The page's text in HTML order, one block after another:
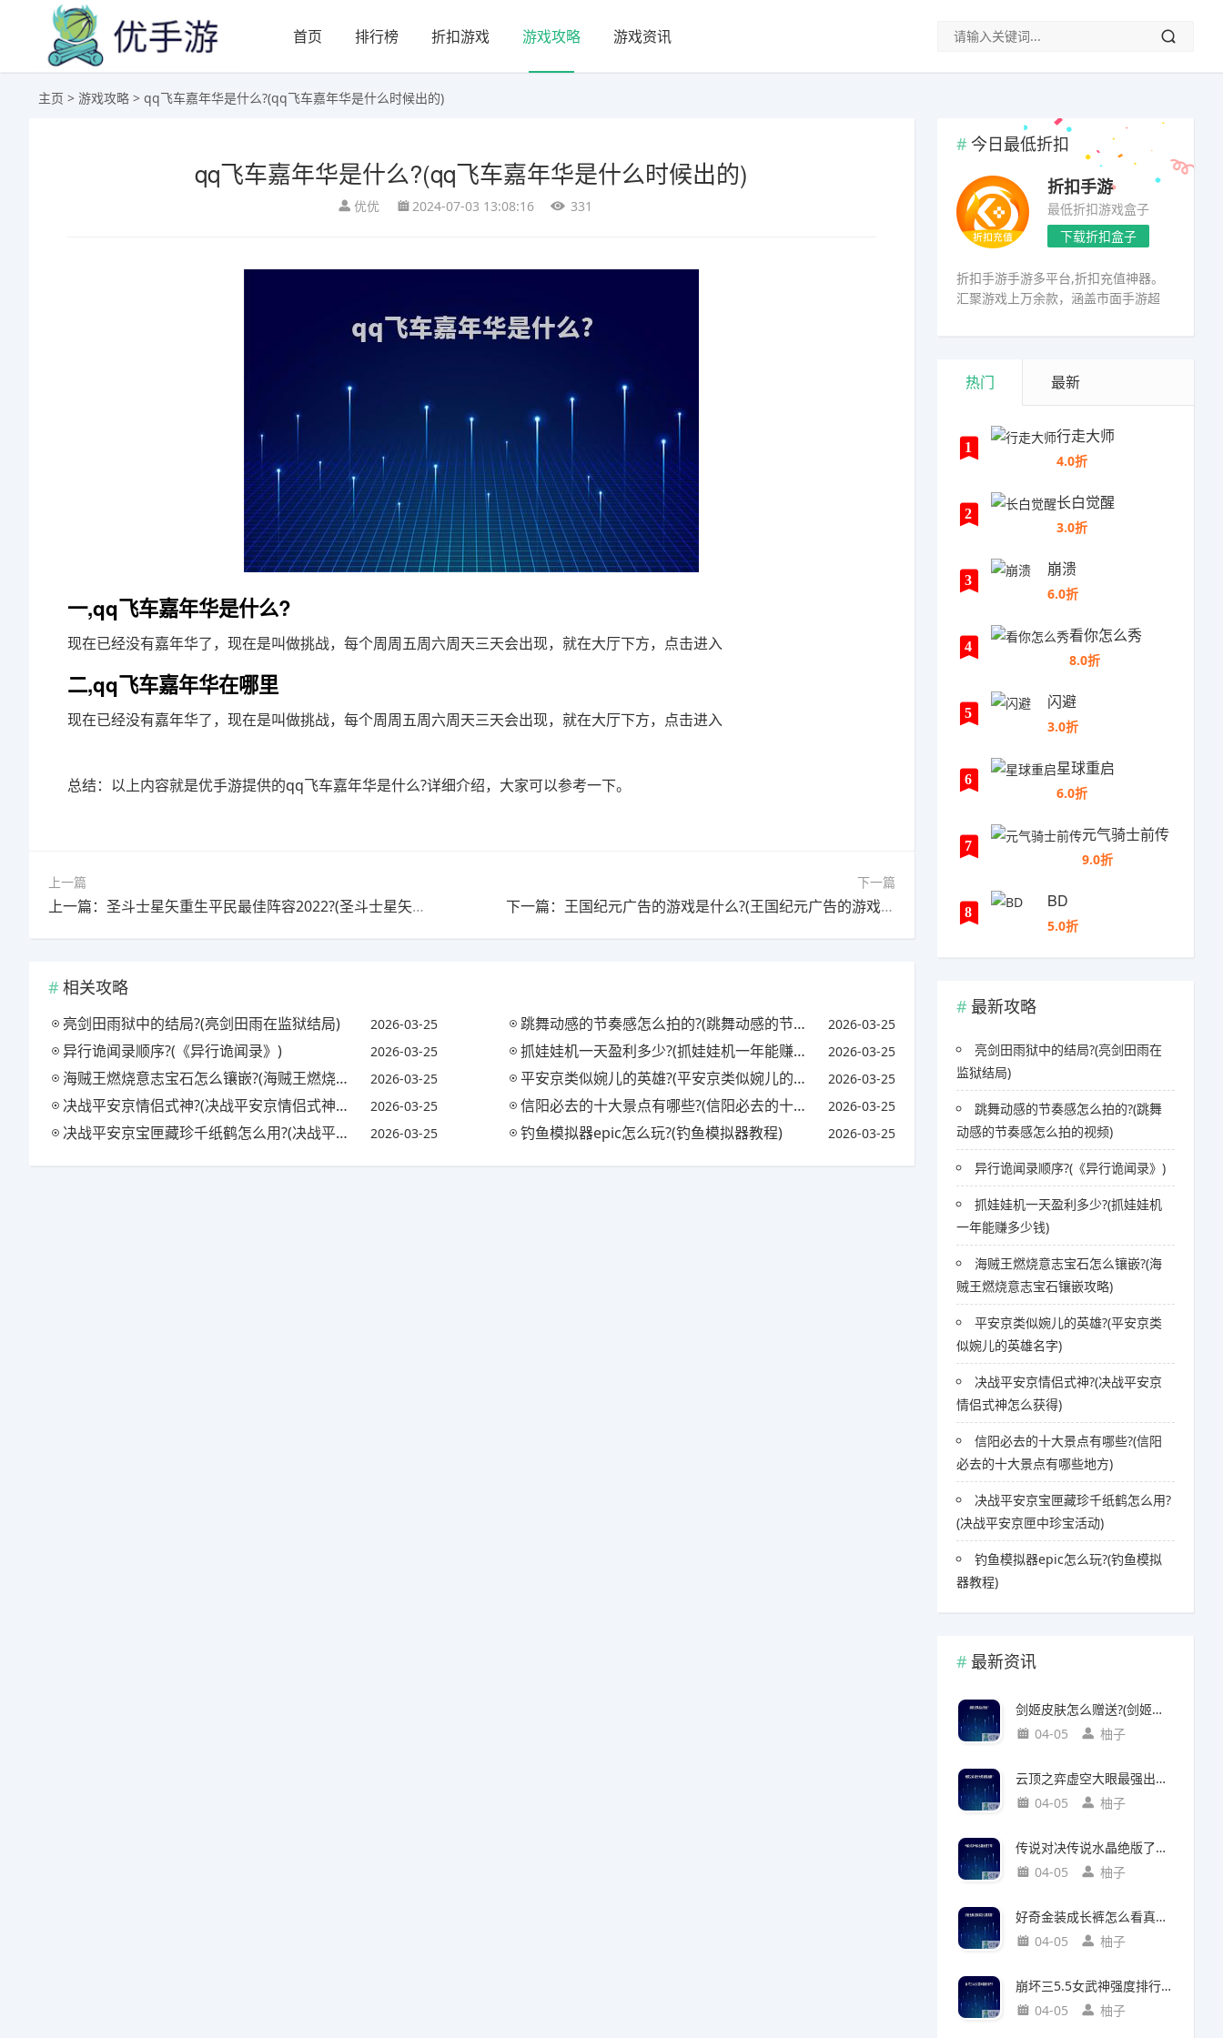
首页 排行榜 折扣游戏 游戏攻略 游戏资讯
主页 > 游戏攻略 > qq飞车嘉年华是什么?(qq飞车嘉年华是什么时候出的)
qq飞车嘉年华是什么?(qq飞车嘉年华是什么时候出的)
优优 2024-07-03 13:08:16 331
一,qq飞车嘉年华是什么?
现在已经没有嘉年华了，现在是叫做挑战，每个周周五周六周天三天会出现，就在大厅下方，点击进入
二,qq飞车嘉年华在哪里
现在已经没有嘉年华了，现在是叫做挑战，每个周周五周六周天三天会出现，就在大厅下方，点击进入
总结：以上内容就是优手游提供的qq飞车嘉年华是什么?详细介绍，大家可以参考一下。
上一篇
上一篇：圣斗士星矢重生平民最佳阵容2022?(圣斗士星矢重生平民最佳阵容2022最新)
下一篇
下一篇：王国纪元广告的游戏是什么?(王国纪元广告的游戏是什么类型)
相关攻略
亮剑田雨狱中的结局?(亮剑田雨在监狱结局) 2026-03-25 跳舞动感的节奏感怎么拍的?(跳舞动感的节奏感怎么拍的视频) 2026-03-25
异行诡闻录顺序?(《异行诡闻录》) 2026-03-25 抓娃娃机一天盈利多少?(抓娃娃机一年能赚多少钱) 2026-03-25
海贼王燃烧意志宝石怎么镶嵌?(海贼王燃烧意志宝石镶嵌攻略) 2026-03-25 平安京类似婉儿的英雄?(平安京类似婉儿的英雄名字) 2026-03-25
决战平安京情侣式神?(决战平安京情侣式神怎么获得) 2026-03-25 信阳必去的十大景点有哪些?(信阳必去的十大景点有哪些地方) 2026-03-25
决战平安京宝匣藏珍千纸鹤怎么用?(决战平安京匣中珍宝活动) 2026-03-25 钓鱼模拟器epic怎么玩?(钓鱼模拟器教程) 2026-03-25
今日最低折扣
折扣手游
最低折扣游戏盒子
下载折扣盒子
折扣手游手游多平台,折扣充值神器。
汇聚游戏上万余款，涵盖市面手游超
热门 最新
1
行走大师
4.0折
2
长白觉醒
3.0折
3
崩溃
6.0折
4
看你怎么秀
8.0折
5
闪避
3.0折
6
星球重启
6.0折
7
元气骑士前传
9.0折
8
BD
5.0折
最新攻略
亮剑田雨狱中的结局?(亮剑田雨在
监狱结局)
跳舞动感的节奏感怎么拍的?(跳舞
动感的节奏感怎么拍的视频)
异行诡闻录顺序?(《异行诡闻录》)
抓娃娃机一天盈利多少?(抓娃娃机
一年能赚多少钱)
海贼王燃烧意志宝石怎么镶嵌?(海
贼王燃烧意志宝石镶嵌攻略)
平安京类似婉儿的英雄?(平安京类
似婉儿的英雄名字)
决战平安京情侣式神?(决战平安京
情侣式神怎么获得)
信阳必去的十大景点有哪些?(信阳
必去的十大景点有哪些地方)
决战平安京宝匣藏珍千纸鹤怎么用?
(决战平安京匣中珍宝活动)
钓鱼模拟器epic怎么玩?(钓鱼模拟
器教程)
最新资讯
剑姬皮肤怎么赠送?(剑姬皮肤怎么赠送给别人)
04-05
柚子
云顶之弈虚空大眼最强出装?(云顶之弈虚空之眼出装)
04-05
柚子
传说对决传说水晶绝版了吗?(传说对决 传说水晶)
04-05
柚子
好奇金装成长裤怎么看真假?(好奇金装成长裤怎么看真假鉴别)
04-05
柚子
崩坏三5.5女武神强度排行?(崩坏三5.2女武神强度)
04-05
柚子